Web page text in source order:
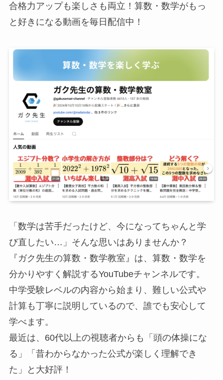
合格力アップも楽しさも両立！算数・数学がもっ
と好きになる動画を毎日配信中！
「数学は苦手だったけど、今になってちゃんと学
び直したい…」そんな思いはありませんか？
『ガク先生の算数・数学教室』は、算数・数学を
分かりやすく解説するYouTubeチャンネルです。
中学受験レベルの内容から始まり、難しい公式や
計算も丁寧に説明しているので、誰でも安心して
学べます。
最近は、60代以上の視聴者からも「頭の体操にな
る」「昔わからなかった公式が楽しく理解でき
た」と大好評！